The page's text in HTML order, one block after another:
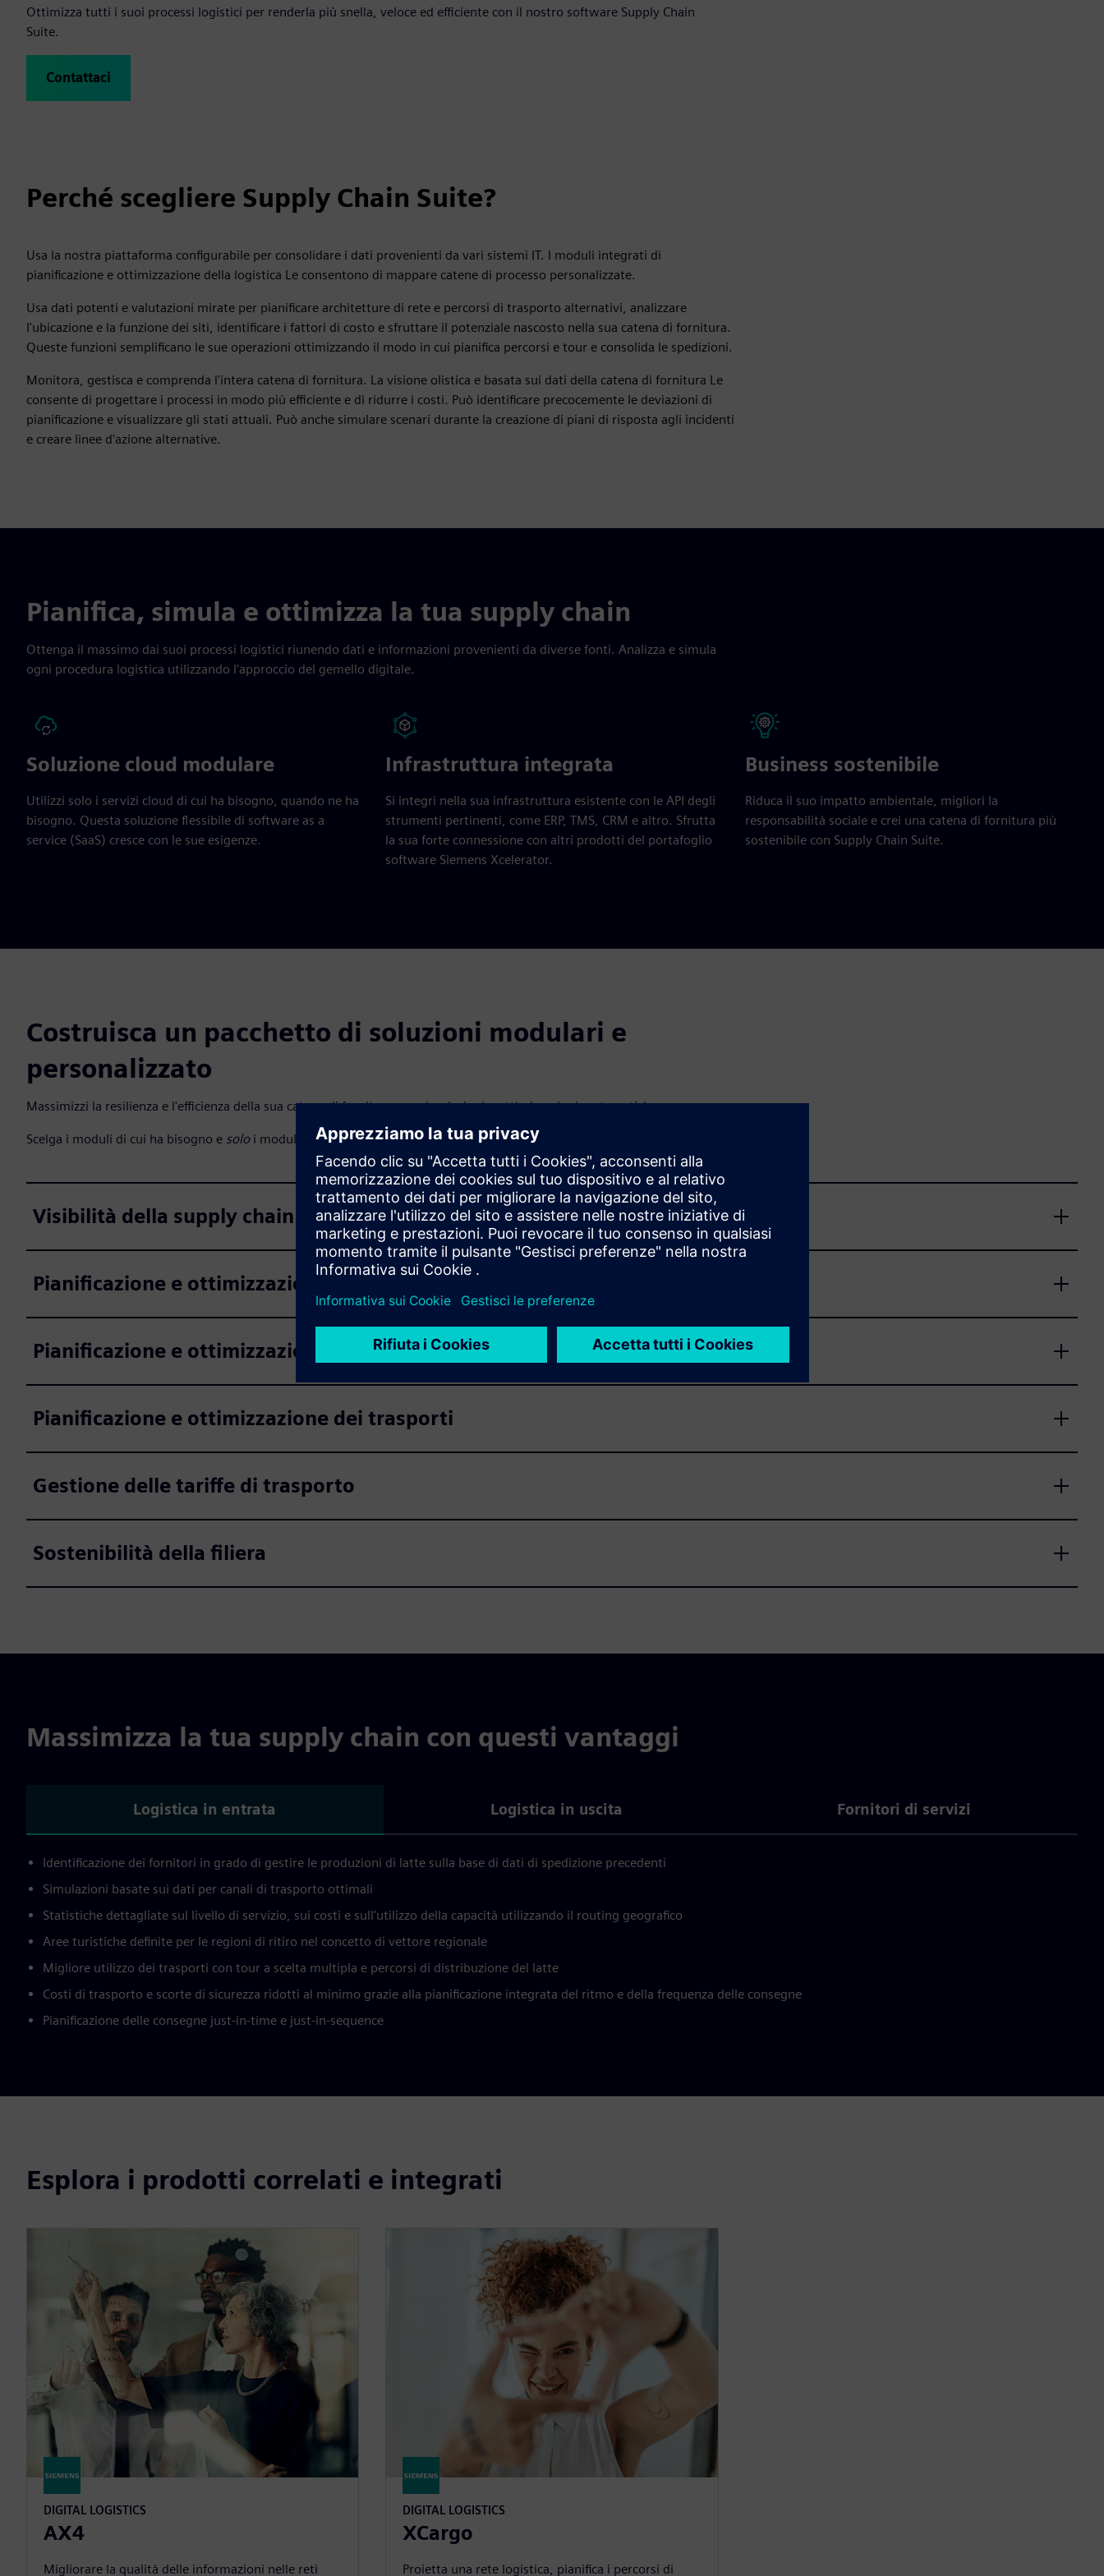
Ottimizza tutti i suoi processi logistici per renderla più snella, veloce ed efficiente con il nostro software Supply Chain
Suite.
Contattaci
Perché scegliere Supply Chain Suite?
Usa la nostra piattaforma configurabile per consolidare i dati provenienti da vari sistemi IT. I moduli integrati di
pianificazione e ottimizzazione della logistica Le consentono di mappare catene di processo personalizzate.
Usa dati potenti e valutazioni mirate per pianificare architetture di rete e percorsi di trasporto alternativi, analizzare
l'ubicazione e la funzione dei siti, identificare i fattori di costo e sfruttare il potenziale nascosto nella sua catena di fornitura.
Queste funzioni semplificano le sue operazioni ottimizzando il modo in cui pianifica percorsi e tour e consolida le spedizioni.
Monitora, gestisca e comprenda l'intera catena di fornitura. La visione olistica e basata sui dati della catena di fornitura Le
consente di progettare i processi in modo più efficiente e di ridurre i costi. Può identificare precocemente le deviazioni di
pianificazione e visualizzare gli stati attuali. Può anche simulare scenari durante la creazione di piani di risposta agli incidenti
e creare linee d'azione alternative.
Pianifica, simula e ottimizza la tua supply chain
Ottenga il massimo dai suoi processi logistici riunendo dati e informazioni provenienti da diverse fonti. Analizza e simula
ogni procedura logistica utilizzando l'approccio del gemello digitale.
Soluzione cloud modulare
Utilizzi solo i servizi cloud di cui ha bisogno, quando ne ha
bisogno. Questa soluzione flessibile di software as a
service (SaaS) cresce con le sue esigenze.
Infrastruttura integrata
Si integri nella sua infrastruttura esistente con le API degli
strumenti pertinenti, come ERP, TMS, CRM e altro. Sfrutta
la sua forte connessione con altri prodotti del portafoglio
software Siemens Xcelerator.
Business sostenibile
Riduca il suo impatto ambientale, migliori la
responsabilità sociale e crei una catena di fornitura più
sostenibile con Supply Chain Suite.
Costruisca un pacchetto di soluzioni modulari e
personalizzato
Massimizzi la resilienza e l'efficienza della sua catena di fornitura con simulazioni e ottimizzazioni matematiche.
Scelga i moduli di cui ha bisogno e soloi moduli di cui ha bisogno:
Visibilità della supply chain
Pianificazione e ottimizzazione della rete
Pianificazione e ottimizzazione del magazzino
Pianificazione e ottimizzazione dei trasporti
Gestione delle tariffe di trasporto
Sostenibilità della filiera
Massimizza la tua supply chain con questi vantaggi
Logistica in entrata Logistica in uscita Fornitori di servizi
Identificazione dei fornitori in grado di gestire le produzioni di latte sulla base di dati di spedizione precedenti
Simulazioni basate sui dati per canali di trasporto ottimali
Statistiche dettagliate sul livello di servizio, sui costi e sull'utilizzo della capacità utilizzando il routing geografico
Aree turistiche definite per le regioni di ritiro nel concetto di vettore regionale
Migliore utilizzo dei trasporti con tour a scelta multipla e percorsi di distribuzione del latte
Costi di trasporto e scorte di sicurezza ridotti al minimo grazie alla pianificazione integrata del ritmo e della frequenza delle consegne
Pianificazione delle consegne just-in-time e just-in-sequence
Esplora i prodotti correlati e integrati
DIGITAL LOGISTICS
AX4
Migliorare la qualità delle informazioni nelle reti
DIGITAL LOGISTICS
XCargo
Proietta una rete logistica, pianifica i percorsi di